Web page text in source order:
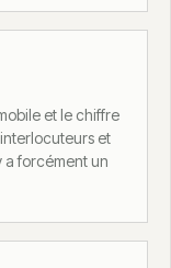
et le chiffre
et
a forcément un